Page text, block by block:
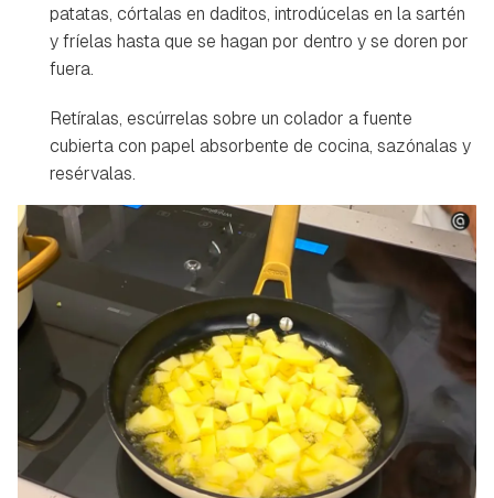
patatas, córtalas en daditos, introdúcelas en la sartén
y fríelas hasta que se hagan por dentro y se doren por
fuera.
Retíralas, escúrrelas sobre un colador a fuente
cubierta con papel absorbente de cocina, sazónalas y
resérvalas.